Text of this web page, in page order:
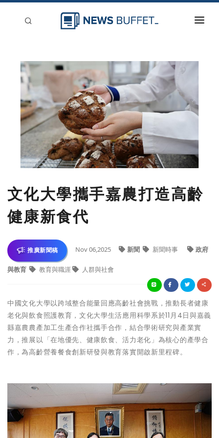
新聞稿分類
登入
刊登
文化大學攜手嘉農打造高齡
健康新食代
推廣新聞稿 Nov 06,2025 新聞 新聞時事 政府
與教育 教育與職涯 人群與社會
中國文化大學以跨域整合能量回應高齡社會挑戰，推動長者健康
老化與飲食照護教育，文化大學生活應用科學系於11月4日與嘉義
縣嘉農農產加工生產合作社攜手合作，結合學術研究與產業實
力，推展以「在地優先、健康飲食、活力老化」為核心的產學合
作，為高齡營養餐食創新研發與教育落實開啟新里程碑。